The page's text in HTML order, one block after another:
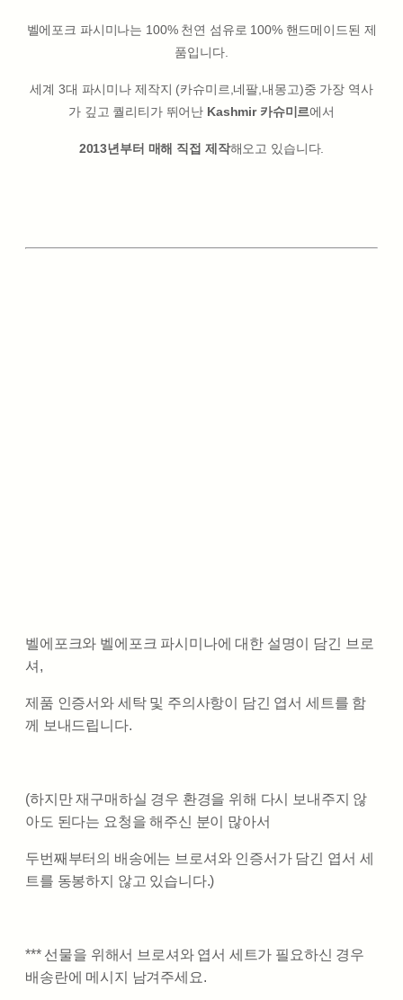
벨에포크 파시미나는 100% 천연 섬유로 100% 핸드메이드된 제
품입니다.
세계 3대 파시미나 제작지 (카슈미르,네팔,내몽고)중 가장 역사
가 깊고 퀄리티가 뛰어난 Kashmir 카슈미르에서
2013년부터 매해 직접 제작해오고 있습니다.
벨에포크와 벨에포크 파시미나에 대한 설명이 담긴 브로
셔,
제품 인증서와 세탁 및 주의사항이 담긴 엽서 세트를 함
께 보내드립니다.
(하지만 재구매하실 경우 환경을 위해 다시 보내주지 않
아도 된다는 요청을 해주신 분이 많아서
두번째부터의 배송에는 브로셔와 인증서가 담긴 엽서 세
트를 동봉하지 않고 있습니다.)
*** 선물을 위해서 브로셔와 엽서 세트가 필요하신 경우
배송란에 메시지 남겨주세요.